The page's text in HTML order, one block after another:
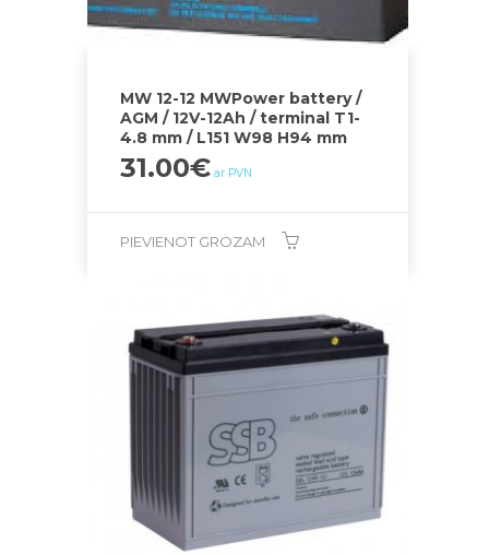
MW 12-12 MWPower battery /
AGM / 12V-12Ah / terminal T1-
4.8 mm / L151 W98 H94 mm
31.00€ ar PVN
PIEVIENOT GROZAM